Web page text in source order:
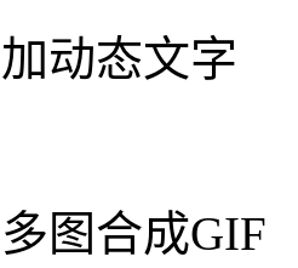
动态文字
图合成GIF